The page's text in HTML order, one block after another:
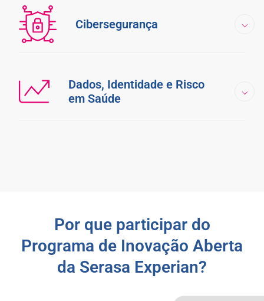
Cibersegurança
Dados, Identidade e Risco
em Saúde
Por que participar do
Programa de Inovação Aberta
da Serasa Experian?